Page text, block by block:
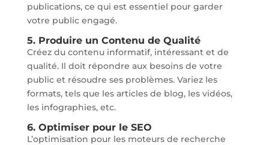
publications, ce qui est essentiel pour garder
votre public engagé.
5. Produire un Contenu de Qualité
Créez du contenu informatif, intéressant et de
qualité. Il doit répondre aux besoins de votre
public et résoudre ses problèmes. Variez les
formats, tels que les articles de blog, les vidéos,
les infographies, etc.
6. Optimiser pour le SEO
L’optimisation pour les moteurs de recherche